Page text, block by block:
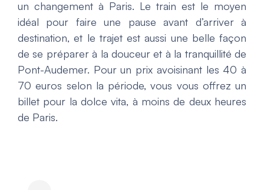
un changement à Paris. Le train est le moyen
idéal pour faire une pause avant d’arriver à
destination, et le trajet est aussi une belle façon
de se préparer à la douceur et à la tranquillité de
Pont-Audemer. Pour un prix avoisinant les 40 à
70 euros selon la période, vous vous offrez un
billet pour la dolce vita, à moins de deux heures
de Paris.